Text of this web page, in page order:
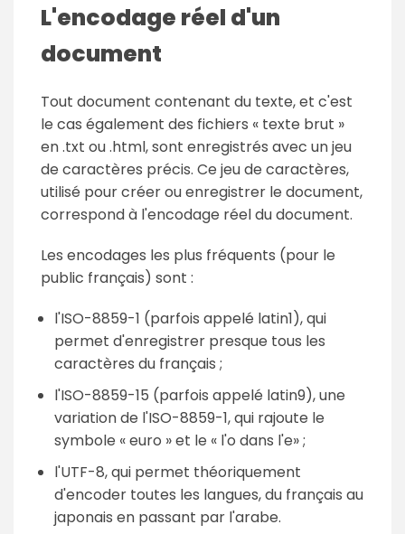
L'encodage réel d'un
document
Tout document contenant du texte, et c'est
le cas également des fichiers « texte brut »
en .txt ou .html, sont enregistrés avec un jeu
de caractères précis. Ce jeu de caractères,
utilisé pour créer ou enregistrer le document,
correspond à l'encodage réel du document.
Les encodages les plus fréquents (pour le
public français) sont :
l'ISO-8859-1 (parfois appelé latin1), qui
permet d'enregistrer presque tous les
caractères du français ;
l'ISO-8859-15 (parfois appelé latin9), une
variation de l'ISO-8859-1, qui rajoute le
symbole « euro » et le « l'o dans l'e» ;
l'UTF-8, qui permet théoriquement
d'encoder toutes les langues, du français au
japonais en passant par l'arabe.